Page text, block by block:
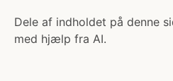
Dele af indholdet på denne
med hjælp fra AI.